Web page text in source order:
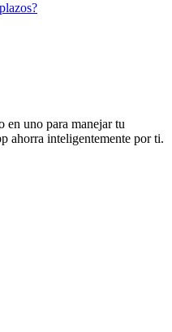
en uno para manejar tu
ahorra inteligentemente por ti.